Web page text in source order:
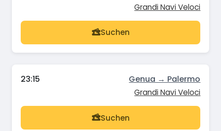
Grandi Navi Veloci
Suchen
23:15 Genua → Palermo
Grandi Navi Veloci
Suchen